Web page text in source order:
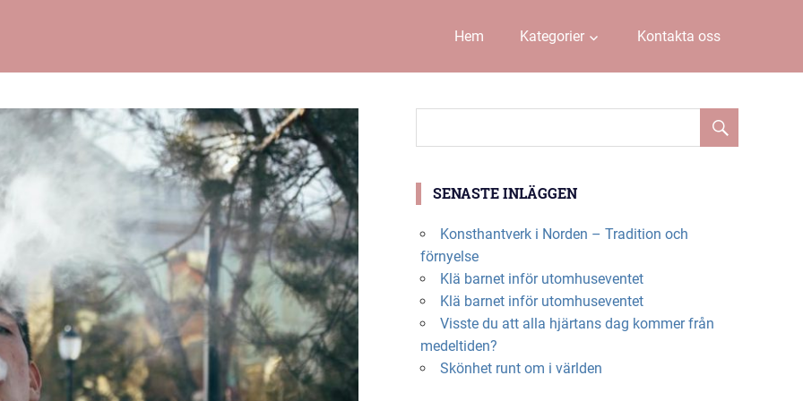
Hem Kategorier Kontakta oss
SENASTE INLÄGGEN
Konsthantverk i Norden – Tradition och
förnyelse
Klä barnet inför utomhuseventet
Klä barnet inför utomhuseventet
Visste du att alla hjärtans dag kommer från
medeltiden?
Skönhet runt om i världen